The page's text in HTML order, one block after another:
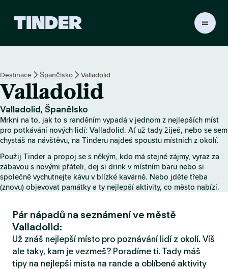
s
k
á
s
t
r
á
k
a
T
i
d
r
Destinace Španělsko Valladolid
Valladolid
Valladolid, Španělsko
Mrkni na to, jak to s randěním vypadá v jednom z nejlepších míst
pro potkávání nových lidí: Valladolid. Ať už tady žiješ, nebo se sem
chystáš na návštěvu, na Tinderu najdeš spoustu místních z okolí.
Použij Tinder a propoj se s někým, kdo má stejné zájmy, vyraz za
zábavou s novými přáteli, dej si drink v místním baru nebo si
společně vychutnejte kávu v blízké kavárně. Nebo jděte třeba
(znovu) objevovat památky a ty nejlepší aktivity, co město nabízí.
Pár nápadů na seznámení ve městě
Valladolid:
Už znáš nejlepší místo pro poznávání lidí z okolí. Víš
ale taky, kam je vezmeš? Poradíme ti. Tady máš
tipy na nejlepší místa na rande a oblíbené aktivity